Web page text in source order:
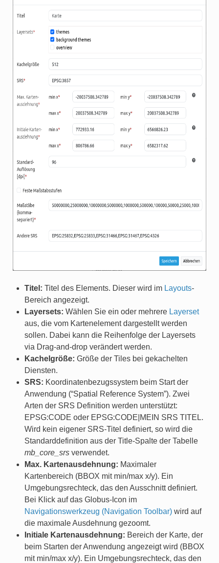
Titel: Titel des Elements. Dieser wird im Layouts-
Bereich angezeigt.
Layersets: Wählen Sie ein oder mehrere Layerset
aus, die vom Kartenelement dargestellt werden
sollen. Dabei kann die Reihenfolge der Layersets
via Drag-and-drop verändert werden.
Kachelgröße: Größe der Tiles bei gekachelten
Diensten.
SRS: Koordinatenbezugssystem beim Start der
Anwendung (“Spatial Reference System”). Zwei
Arten der SRS Definition werden unterstützt:
EPSG:CODE oder EPSG:CODE|MEIN SRS TITEL.
Wird kein eigener SRS-Titel definiert, so wird die
Standarddefinition aus der Title-Spalte der Tabelle
mb_core_srsverwendet.
Max. Kartenausdehnung: Maximaler
Kartenbereich (BBOX mit min/max x/y). Ein
Umgebungsrechteck, das den Ausschnitt definiert.
Bei Klick auf das Globus-Icon im
Navigationswerkzeug (Navigation Toolbar)wird auf
die maximale Ausdehnung gezoomt.
Initiale Kartenausdehnung: Bereich der Karte, der
beim Starten der Anwendung angezeigt wird (BBOX
mit min/max x/y). Ein Umgebungsrechteck, das den